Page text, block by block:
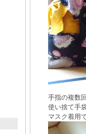
手指の複数
使い捨て手
マスク着用